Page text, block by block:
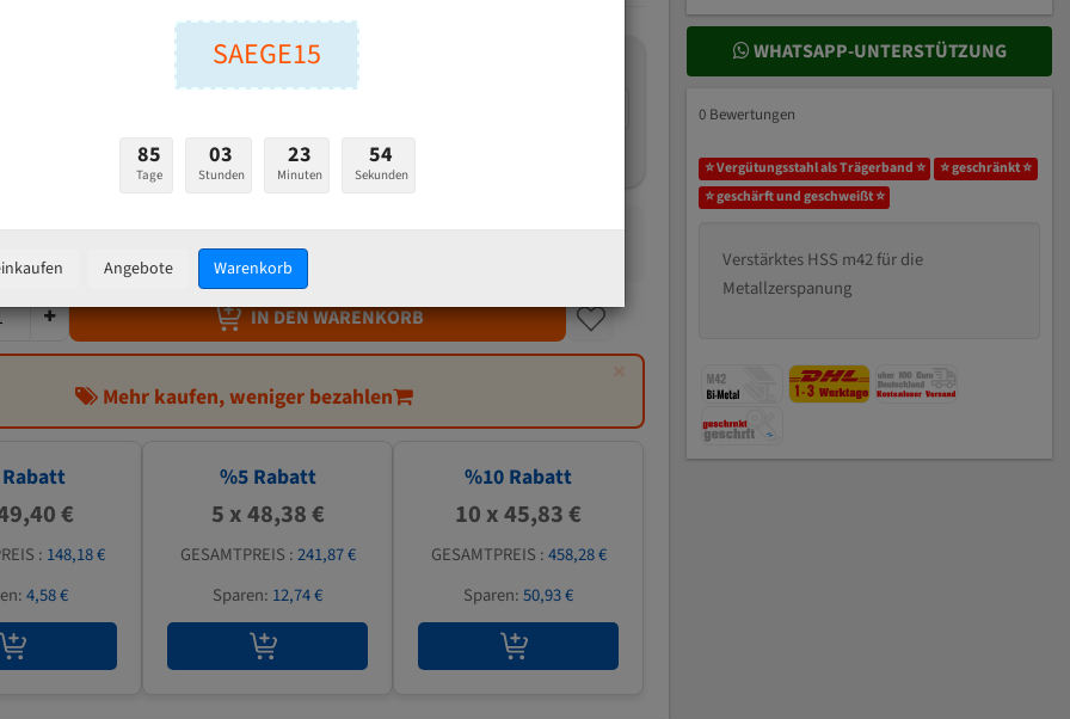
Breite (mm):
50,92 €
zzgl.Versandkosten
IN DEN WARENKORB
×
Mehr kaufen, weniger bezahlen
€
: 148,18 €
4,58 €
%5Rabatt
5 x 48,38 €
GESAMTPREIS :241,87 €
Sparen: 12,74 €
%10 Rabatt
10 x 45,83 €
GESAMTPREIS :458,28 €
Sparen:50,93 €
WHATSAPP-UNTERSTÜTZUNG
0 Bewertungen
⭐ Vergütungsstahl als Trägerband ⭐
⭐ geschränkt ⭐
⭐ geschärft und geschweißt ⭐
Verstärktes HSS m42 für die
Metallzerspanung
SAEGE15
85
Tage
03
Stunden
23
Minuten
53
Sekunden
Angebote Warenkorb